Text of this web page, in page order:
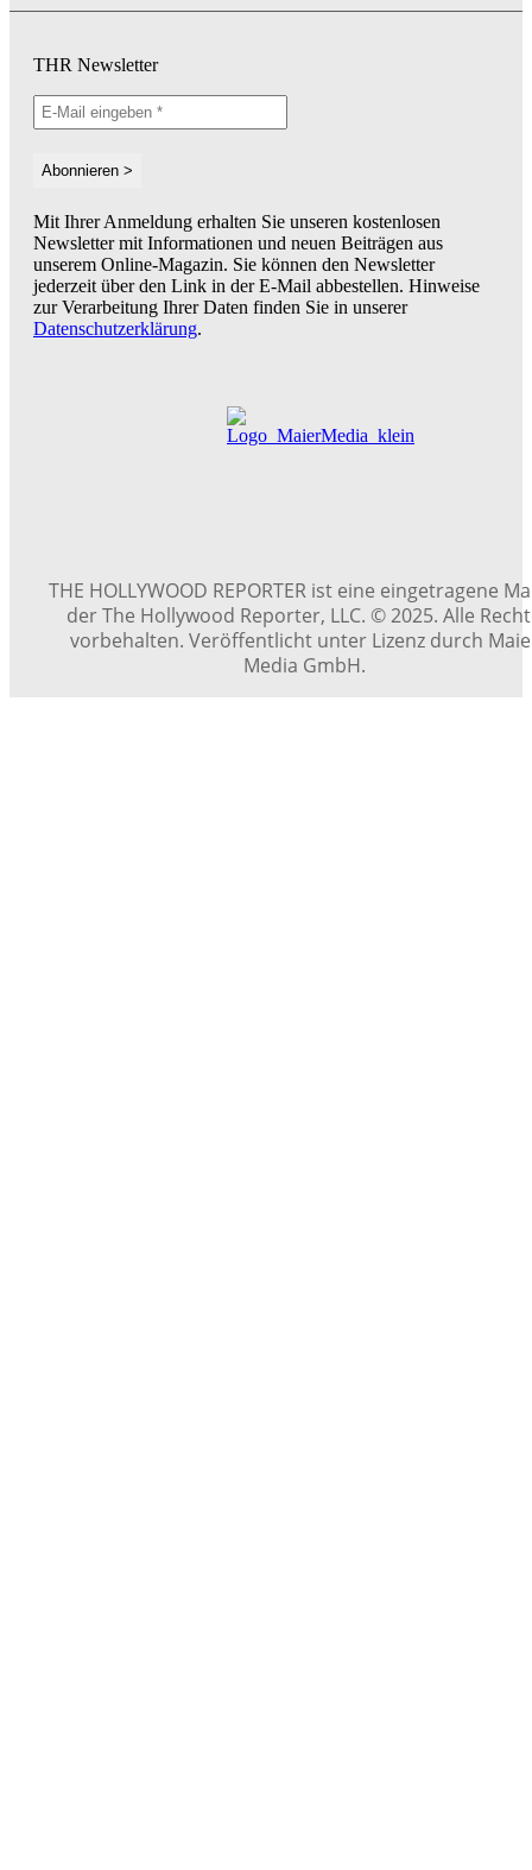
THR Newsletter
Mit Ihrer Anmeldung erhalten Sie unseren kostenlosen
Newsletter mit Informationen und neuen Beiträgen aus
unserem Online-Magazin. Sie können den Newsletter
jederzeit über den Link in der E-Mail abbestellen. Hinweise
zur Verarbeitung Ihrer Daten finden Sie in unserer
Datenschutzerklärung.
THE HOLLYWOOD REPORTER ist eine eingetragene
der The Hollywood Reporter, LLC. © 2025. Alle
vorbehalten. Veröffentlicht unter Lizenz durch
Media GmbH.